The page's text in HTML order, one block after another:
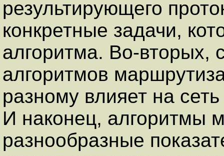
результирующего
конкретные задачи,
алгоритма. Во-вторых,
алгоритмов
разному влияет на
И наконец, алгоритмы
разнообразные